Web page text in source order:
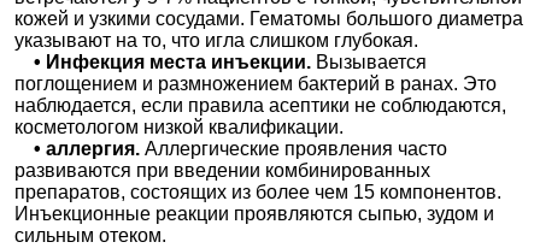
кожей и узкими сосудами. Гематомы большого диаметра
указывают на то, что игла слишком глубокая.
• Инфекция места инъекции. Вызывается
поглощением и размножением бактерий в ранах. Это
наблюдается, если правила асептики не соблюдаются,
косметологом низкой квалификации.
• аллергия.Аллергические проявления часто
развиваются при введении комбинированных
препаратов, состоящих из более чем 15 компонентов.
Инъекционные реакции проявляются сыпью, зудом и
сильным отеком.